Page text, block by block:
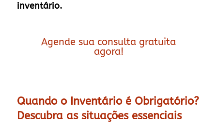
inventário.
Agende sua consulta gratuita
agora!
Quando o Inventário é Obrigatório?
Descubra as situações essenciais